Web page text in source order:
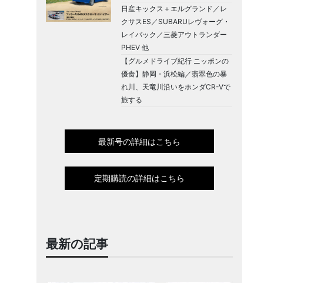
日産キックス＋エルグランド／レ
クサスES／SUBARUレヴォーグ・
レイバック／三菱アウトランダー
PHEV 他
【グルメドライブ紀行 ニッポンの
優食】静岡・浜松編／翡翠色の暴
れ川、天竜川沿いをホンダCR-Vで
旅する
最新号の詳細はこちら
定期購読の詳細はこちら
最新の記事